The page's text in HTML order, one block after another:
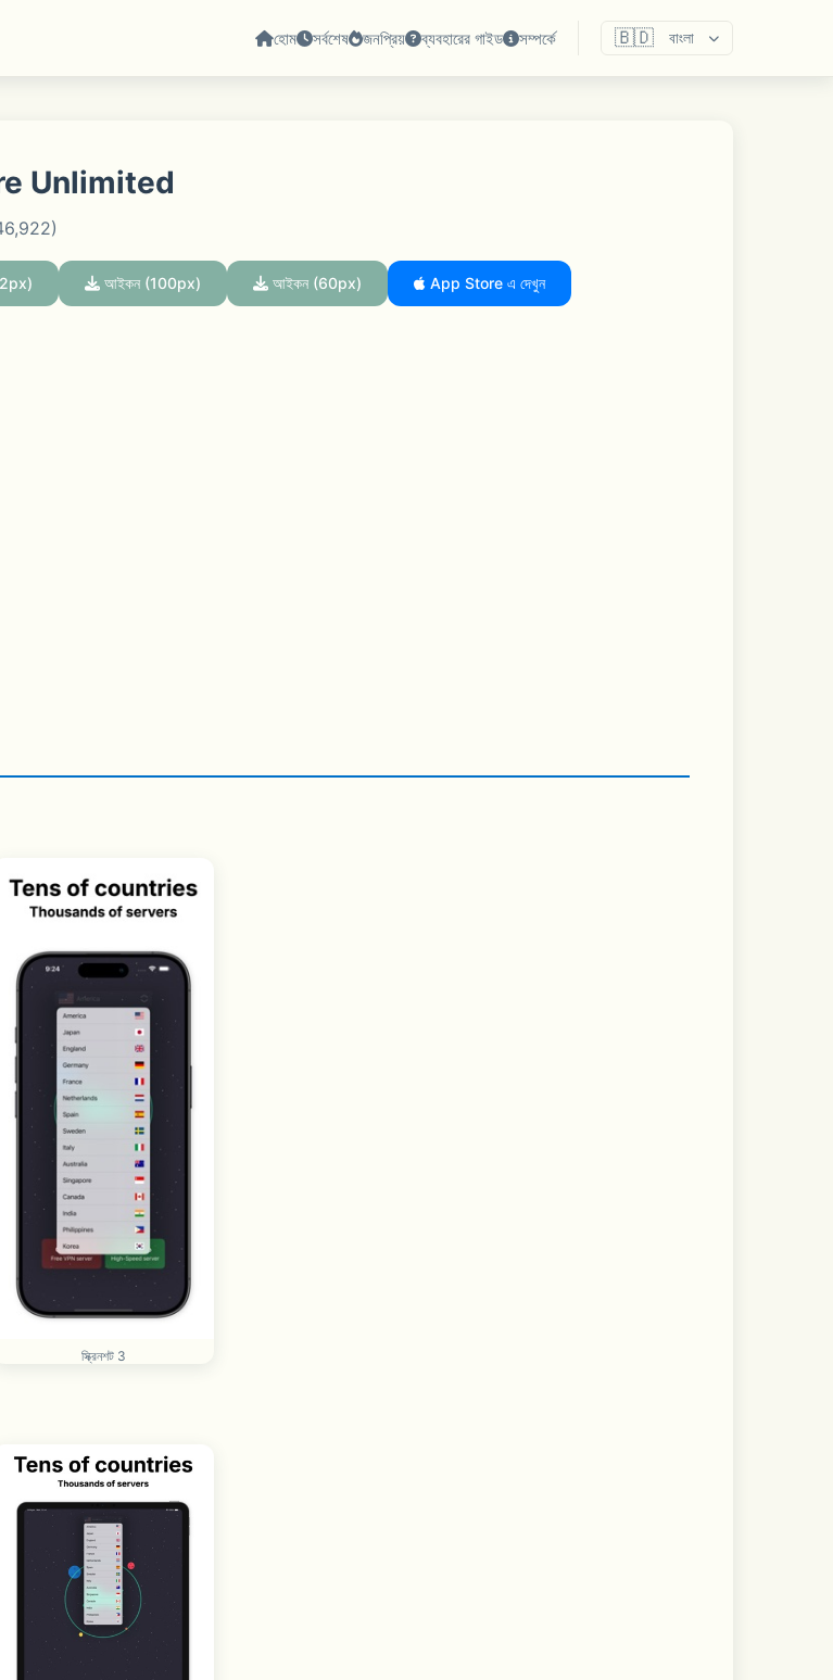
হোম সর্বশেষ জনপ্রিয় ব্যবহারের গাইড সম্পর্কে 🇧🇩 বাংলা
Unlimited
আইকন (100px) আইকন (60px) App Store এ দেখুন
স্ক্রিনশট 3